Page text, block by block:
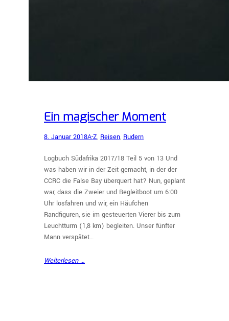
Ein magischer Moment
8. Januar 2018A-Z, Reisen, Rudern
Logbuch Südafrika 2017/18 Teil 5 von 13 Und
was haben wir in der Zeit gemacht, in der der
CCRC die False Bay überquert hat? Nun, geplant
war, dass die Zweier und Begleitboot um 6:00
Uhr losfahren und wir, ein Häufchen
Randfiguren, sie im gesteuerten Vierer bis zum
Leuchtturm (1,8 km) begleiten. Unser fünfter
Mann verspätet…
Weiterlesen …